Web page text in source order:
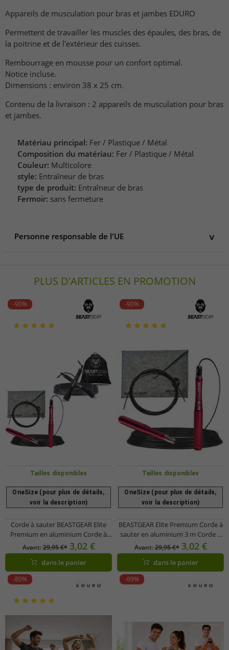
Appareils de musculation pour bras et jambes EDURO
Permettent de travailler les muscles des épaules, des bras, de
la poitrine et de l'extérieur des cuisses.
Rembourrage en mousse pour un confort optimal.
Notice incluse.
Dimensions : environ 38 x 25 cm.
Contenu de la livraison : 2 appareils de musculation pour bras
et jambes.
Matériau principal: Fer / Plastique / Métal
Composition du matériau: Fer / Plastique / Métal
Couleur: Multicolore
style: Entraîneur de bras
type de produit: Entraîneur de bras
Fermoir: sans fermeture
Personne responsable de l'UE
Keizersgracht 520H
Niederlande
PLUS D'ARTICLES EN PROMOTION
-90%
Tailles disponibles
OneSize (pour plus de détails,
voir la description)
Corde à sauter BEASTGEAR Elite
Premium en aluminium Corde à
sauter Speed ​​​​Fitness de 3 m ou
corde à sauter Speed ​​​​Fitness de 2,8
m en acier Fitness Boxe, MMA,
HIIT, Musculation Rouge/Noir ou
Avant:29,95 €* 3,02 €
dans le panier
-90%
Tailles disponibles
OneSize (pour plus de détails,
voir la description)
BEASTGEAR Elite Premium Corde à
sauter en aluminium 3 m Corde à
sauter de fitness rapide pour la
boxe de fitness avancée, le MMA,
le HIIT, la musculation et les
entraînements Double Unders
Avant:29,95 €* 3,02 €
dans le panier
-80% -69%